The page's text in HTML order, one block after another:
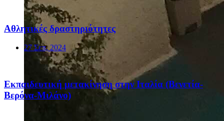
Αθλητικές δραστηριότητες
27 Σεπ, 2024
Eκπαιδευτική μετακίνηση στην Ιταλία (Βενετία-
Βερόνα-Μιλάνο)